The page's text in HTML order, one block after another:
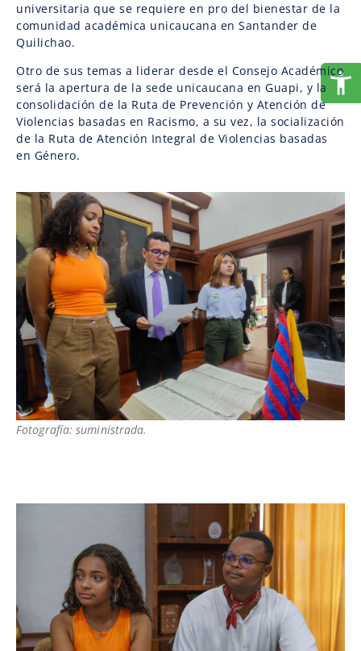
universitaria que se requiere en pro del bienestar de la
comunidad académica unicaucana en Santander de
Quilichao.
Otro de sus temas a liderar desde el Consejo Académico
será la apertura de la sede unicaucana en Guapi, y la
consolidación de la Ruta de Prevención y Atención de
Violencias basadas en Racismo, a su vez, la socialización
de la Ruta de Atención Integral de Violencias basadas
en Género.
Fotografía: suministrada.